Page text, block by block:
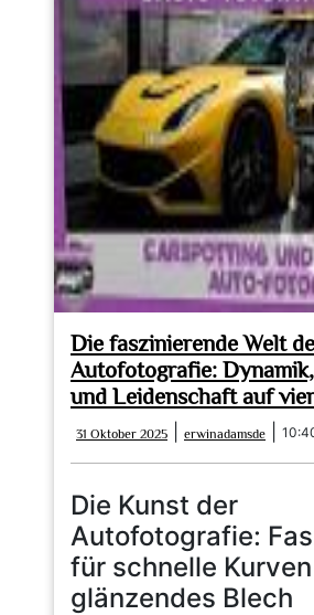
Die faszinierende Welt
Autofotografie:
und Leidenschaft auf
31 Oktober 2025
Oktober
2025
erwinadamsde
Die Kunst der
Autofotografie:
für schnelle
glänzendes Blech